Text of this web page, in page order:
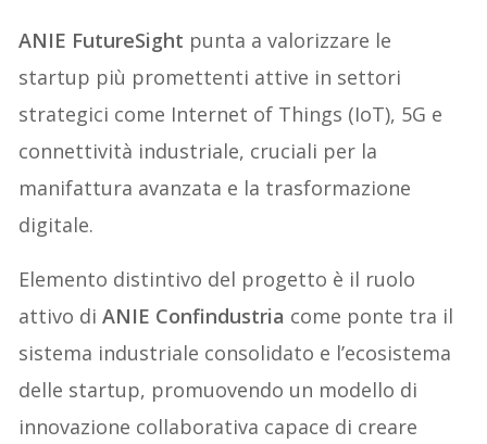
ANIE FutureSight punta a valorizzare le
startup più promettenti attive in settori
strategici come Internet of Things (IoT), 5G e
connettività industriale, cruciali per la
manifattura avanzata e la trasformazione
digitale.
Elemento distintivo del progetto è il ruolo
attivo diANIE Confindustria come ponte tra il
sistema industriale consolidato e l’ecosistema
delle startup, promuovendo un modello di
innovazione collaborativa capace di creare